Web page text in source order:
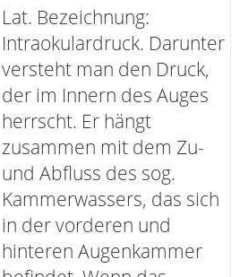
Lat. Bezeichnung:
Intraokulardruck. Darunter
versteht man den Druck,
der im Innern des Auges
herrscht. Er hängt
zusammen mit dem Zu-
und Abfluss des sog.
Kammerwassers, das sich
in der vorderen und
hinteren Augenkammer